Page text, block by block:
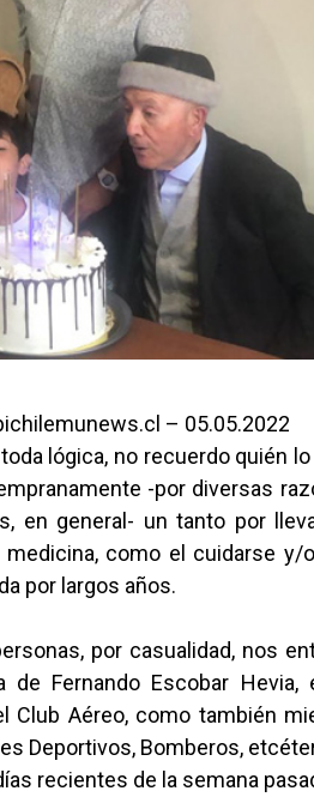
– 05.05.2022
lógica, no recuerdo quién
-por diversas
en general- un tanto por
medicina, como el cuidarse
por largos años.
por casualidad, nos
de Fernando Escobar
Club Aéreo, como también
Deportivos, Bomberos,
recientes de la semana